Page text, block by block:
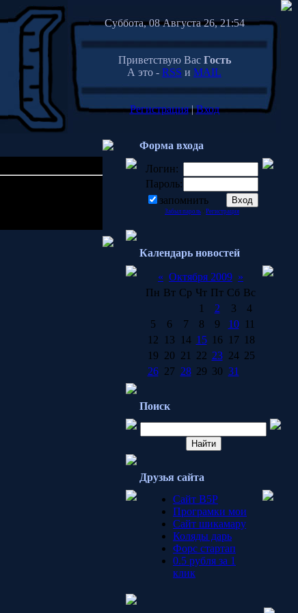
Суббота, 08 Августа 26, 21:54
Приветствую Вас Гость
А это - RSS и MAIL
Регистрация|Вход
Форма входа
Логин:
Пароль:
запомнить
Забыл пароль · Регистрация
Календарь новостей
« Октября 2009 »
Пн Вт Ср Чт Пт Сб Вс
1
2 3
4
5
6 7 8 9 10
11
12
13 14 15 16 17 18
19 20 21 22 23 24 25
26 27 28 29 30 31
Поиск
Друзья сайта
Сайт B5P
Програмки мои
Сайт шикамару
Коляды дарь
Форс стартап
0.5 рубля за 1
клик